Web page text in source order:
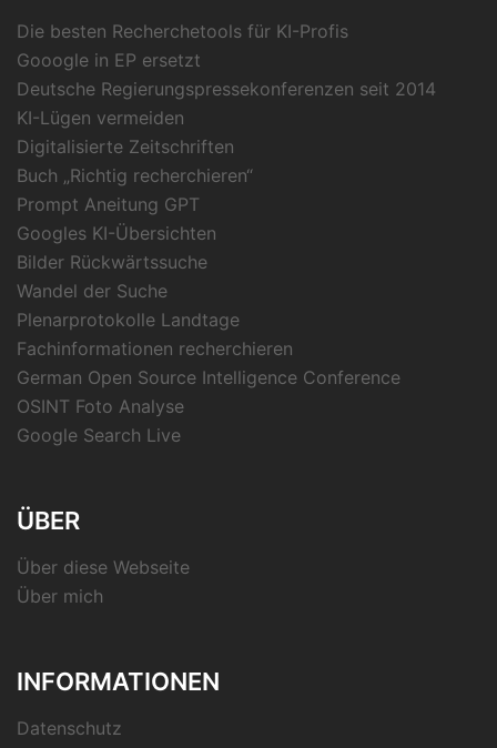
Die besten Recherchetools für KI-Profis
Gooogle in EP ersetzt
Deutsche Regierungspressekonferenzen seit 2014
KI-Lügen vermeiden
Digitalisierte Zeitschriften
Buch „Richtig recherchieren“
Prompt Aneitung GPT
Googles KI-Übersichten
Bilder Rückwärtssuche
Wandel der Suche
Plenarprotokolle Landtage
Fachinformationen recherchieren
German Open Source Intelligence Conference
OSINT Foto Analyse
Google Search Live
ÜBER
Über diese Webseite
Über mich
INFORMATIONEN
Datenschutz